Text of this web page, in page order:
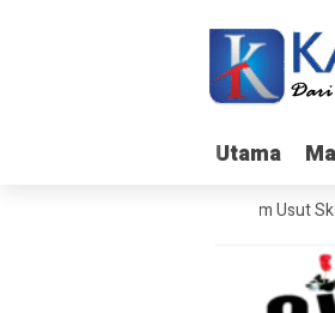
Utama
Utama
Bareskrim Usut